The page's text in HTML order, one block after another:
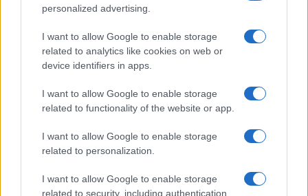
personalized advertising.
I want to allow Google to enable storage
related to analytics like cookies on web or
device identifiers in apps.
I want to allow Google to enable storage
related to functionality of the website or app.
I want to allow Google to enable storage
related to personalization.
I want to allow Google to enable storage
related to security, including authentication